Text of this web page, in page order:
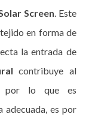
Screen. Este
en forma de
la entrada de
contribuye al
por lo que es
adecuada, es por